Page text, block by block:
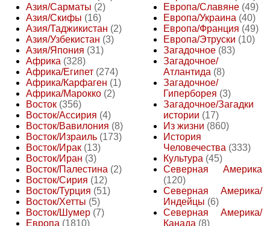
Азия/Сарматы (2)
Азия/Скифы (16)
Азия/Таджикистан (2)
Азия/Узбекистан (3)
Азия/Япония (31)
Африка (328)
Африка/Египет (274)
Африка/Карфаген (1)
Африка/Марокко (2)
Восток (356)
Восток/Ассирия (4)
Восток/Вавилония (8)
Восток/Израиль (173)
Восток/Ирак (13)
Восток/Иран (3)
Восток/Палестина (2)
Восток/Сирия (12)
Восток/Турция (51)
Восток/Хетты (5)
Восток/Шумер (7)
Европа (1810)
Европа/Славяне (49)
Европа/Украина (40)
Европа/Франция (49)
Европа/Этруски (10)
Загадочное (83)
Загадочное/
Атлантида (8)
Загадочное/
Гиперборея (3)
Загадочное/Загадки
истории (17)
Из жизни (860)
История
Человечества (333)
Культура (45)
Северная Америка
(120)
Северная Америка/
Индейцы (6)
Северная Америка/
Канада (8)